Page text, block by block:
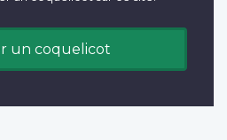
un coquelicot